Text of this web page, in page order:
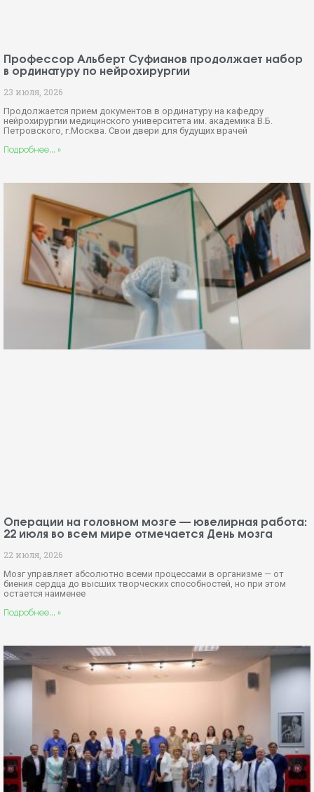
Профессор Альберт Суфианов продолжает набор
в ординатуру по нейрохирургии
23 июля, 2026
Продолжается прием документов в ординатуру на кафедру
нейрохирургии медицинского университета им. академика В.Б.
Петровского, г.Москва. Свои двери для будущих врачей
Подробнее... »
Операции на головном мозге — ювелирная работа:
22 июля во всем мире отмечается День мозга
22 июля, 2026
Мозг управляет абсолютно всеми процессами в организме — от
биения сердца до высших творческих способностей, но при этом
остается наименее
Подробнее... »